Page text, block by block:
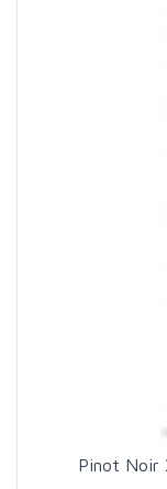
Pinot Noir